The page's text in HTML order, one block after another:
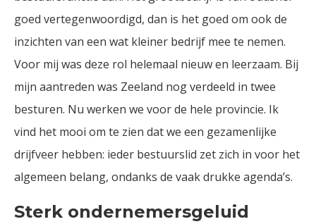
goed vertegenwoordigd, dan is het goed om ook de
inzichten van een wat kleiner bedrijf mee te nemen.
Voor mij was deze rol helemaal nieuw en leerzaam. Bij
mijn aantreden was Zeeland nog verdeeld in twee
besturen. Nu werken we voor de hele provincie. Ik
vind het mooi om te zien dat we een gezamenlijke
drijfveer hebben: ieder bestuurslid zet zich in voor het
algemeen belang, ondanks de vaak drukke agenda’s.
Sterk ondernemersgeluid